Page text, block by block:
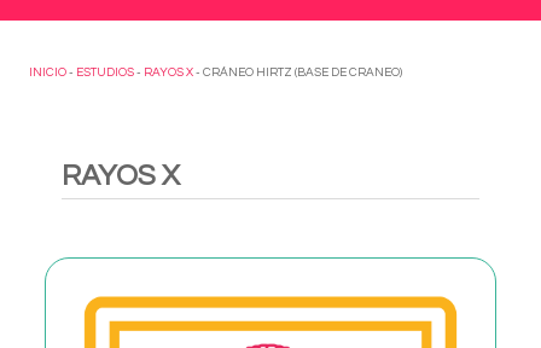
INICIO - ESTUDIOS - RAYOS X - CRÁNEO HIRTZ (BASE DE CRANEO)
RAYOS X